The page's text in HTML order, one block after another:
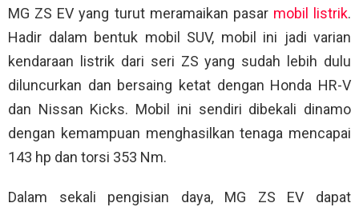
MG ZS EV yang turut meramaikan pasar mobil listrik.
Hadir dalam bentuk mobil SUV, mobil ini jadi varian
kendaraan listrik dari seri ZS yang sudah lebih dulu
diluncurkan dan bersaing ketat dengan Honda HR-V
dan Nissan Kicks. Mobil ini sendiri dibekali dinamo
dengan kemampuan menghasilkan tenaga mencapai
143 hp dan torsi 353 Nm.
Dalam sekali pengisian daya, MG ZS EV dapat